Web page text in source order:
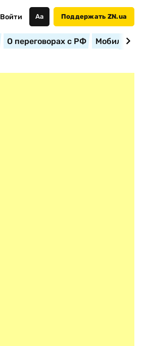
Войти Аа Поддержать ZN.ua
О переговорах с РФ